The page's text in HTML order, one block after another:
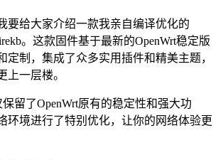
要给大家介绍一款我亲自编译优化的
。这款固件基于最新的OpenWrt稳定版
定制，集成了众多实用插件和精美主题，
上一层楼。
留了OpenWrt原有的稳定性和强大功
环境进行了特别优化，让你的网络体验更